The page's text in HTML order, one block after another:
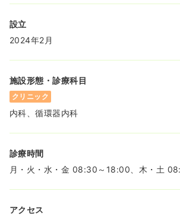
設立
2024年2月
施設形態・診療科目
クリニック
内科、循環器内科
診療時間
月・火・水・金 08:30～18:00、木・土
アクセス